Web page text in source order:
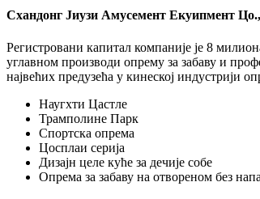
Схандонг Јиузи Амусемент Екуипмент
Регистровани капитал компаније је 8
углавном производи опрему за забаву и
највећих предузећа у кинеској индустрији
Наугхти Цастле
Трамполине Парк
Спортска опрема
Цосплаи серија
Дизајн целе куће за дечије собе
Опрема за забаву на отвореном без